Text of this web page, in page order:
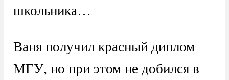
школьника…
Ваня получил красный диплом
МГУ, но при этом не добился в